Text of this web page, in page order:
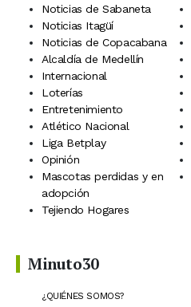
Noticias de Sabaneta
Noticias Itagüí
Noticias de Copacabana
Alcaldía de Medellín
Internacional
Loterías
Entretenimiento
Atlético Nacional
Liga Betplay
Opinión
Mascotas perdidas y en
adopción
Tejiendo Hogares
Minuto30
¿QUIÉNES SOMOS?